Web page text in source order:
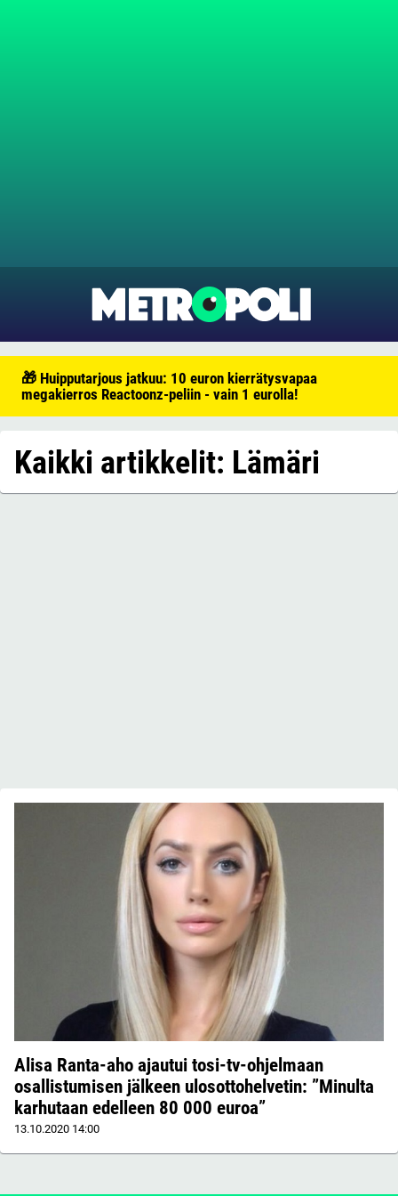
🎁 Huipputarjous jatkuu: 10 euron kierrätysvapaa
megakierros Reactoonz-peliin - vain 1 eurolla!
Kaikki artikkelit: Lämäri
Alisa Ranta-aho ajautui tosi-tv-ohjelmaan
osallistumisen jälkeen ulosottohelvetin: ”Minulta
karhutaan edelleen 80 000 euroa”
13.10.2020 14:00